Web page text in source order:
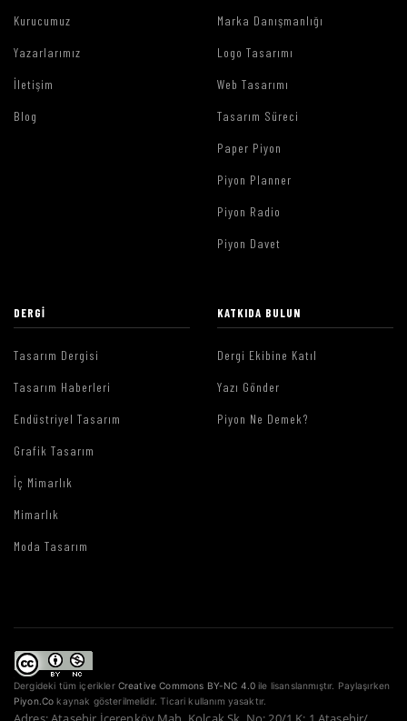
Kurucumuz
Yazarlarımız
İletişim
Blog
Marka Danışmanlığı
Logo Tasarımı
Web Tasarımı
Tasarım Süreci
Paper Piyon
Piyon Planner
Piyon Radio
Piyon Davet
DERGI
Tasarım Dergisi
Tasarım Haberleri
Endüstriyel Tasarım
Grafik Tasarım
İç Mimarlık
Mimarlık
Moda Tasarım
KATKIDA BULUN
Dergi Ekibine Katıl
Yazı Gönder
Piyon Ne Demek?
Dergideki tüm içerikler Creative Commons BY-NC 4.0 ile lisanslanmıştır. Paylaşırken
Piyon.Co kaynak gösterilmelidir. Ticari kullanım yasaktır.